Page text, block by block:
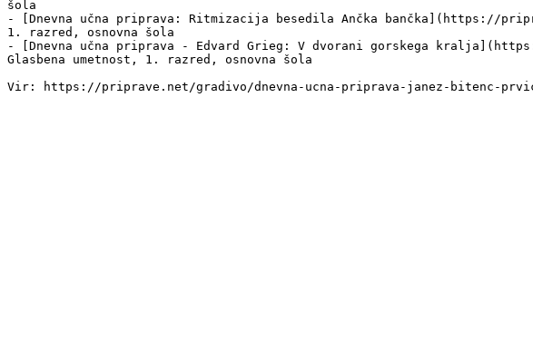
šola
- [Dnevna učna priprava: Ritmizacija besedila Ančka bančka](https://
1. razred, osnovna šola
- [Dnevna učna priprava - Edvard Grieg: V dvorani gorskega
Glasbena umetnost, 1. razred, osnovna šola